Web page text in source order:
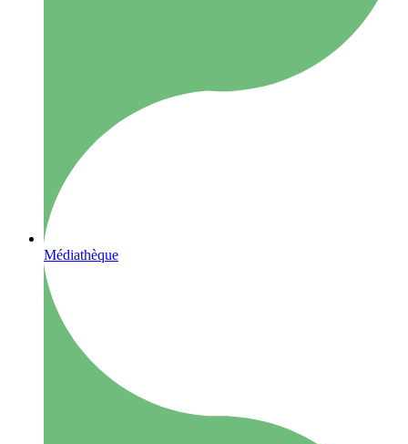
Médiathèque